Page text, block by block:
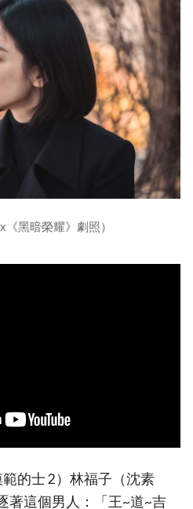
《黑暗榮耀》劇照）
的士 2）林福子（沈素
這個男人：「王~道~吉